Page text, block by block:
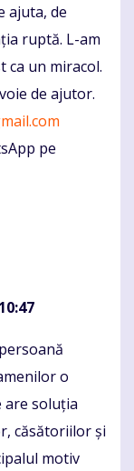
ajuta, de
ruptă. L-am
ca un miracol.
de ajutor.
pe
o
are soluția
căsătoriilor și
motiv